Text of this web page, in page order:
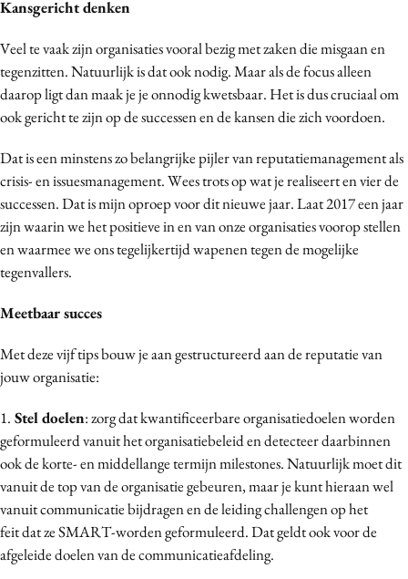
Customer Experience
Data & Insights
Design
Digital transformation
Diversiteit
Effectiviteit
Gedragsverandering
Influencer marketing
Interne communicatie
Martech
Merkstrategie
PR
Programmatic
Reputatie & crisis
Kansgericht denken
Veel te vaak zijn organisaties vooral bezig met zaken die misgaan en
tegenzitten. Natuurlijk is dat ook nodig. Maar als de focus alleen
daarop ligt dan maak je je onnodig kwetsbaar. Het is dus cruciaal om
ook gericht te zijn op de successen en de kansen die zich voordoen.
Dat is een minstens zo belangrijke pijler van reputatiemanagement als
crisis- en issuesmanagement. Wees trots op wat je realiseert en vier de
successen. Dat is mijn oproep voor dit nieuwe jaar. Laat 2017 een jaar
zijn waarin we het positieve in en van onze organisaties voorop stellen
en waarmee we ons tegelijkertijd wapenen tegen de mogelijke
tegenvallers.
Meetbaar succes
Met deze vijf tips bouw je aan gestructureerd aan de reputatie van
jouw organisatie:
1. Stel doelen: zorg dat kwantificeerbare organisatiedoelen worden
geformuleerd vanuit het organisatiebeleid en detecteer daarbinnen
ook de korte- en middellange termijn milestones. Natuurlijk moet dit
vanuit de top van de organisatie gebeuren, maar je kunt hieraan wel
vanuit communicatie bijdragen en de leiding challengen op het
feit dat ze SMART-worden geformuleerd. Dat geldt ook voor de
afgeleide doelen van de communicatieafdeling.